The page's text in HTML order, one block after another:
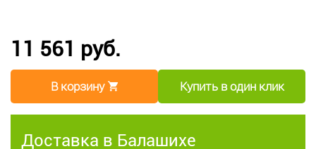
11 561 руб.
В корзину Купить в один клик
Доставка в Балашихе